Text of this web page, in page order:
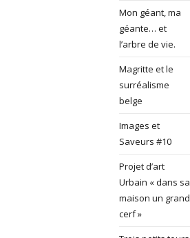
Mon géant, ma
géante… et
l’arbre de vie.
Magritte et le
surréalisme
belge
Images et
Saveurs #10
Projet d’art
Urbain « dans sa
maison un grand
cerf »